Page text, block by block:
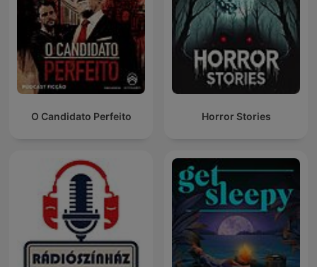
O Candidato Perfeito Horror Stories